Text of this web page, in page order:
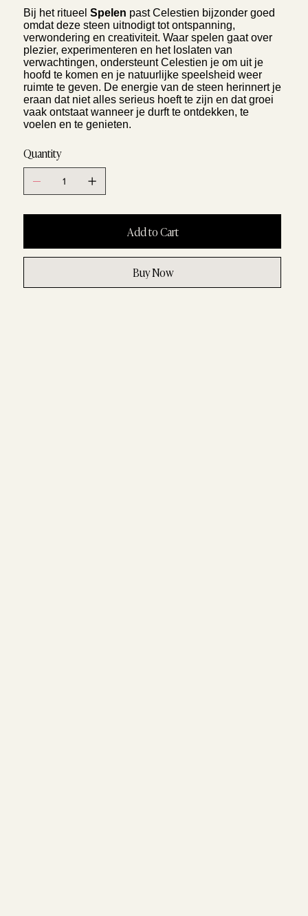
Bij het ritueel Spelen past Celestien bijzonder goed
omdat deze steen uitnodigt tot ontspanning,
verwondering en creativiteit. Waar spelen gaat over
plezier, experimenteren en het loslaten van
verwachtingen, ondersteunt Celestien je om uit je
hoofd te komen en je natuurlijke speelsheid weer
ruimte te geven. De energie van de steen herinnert je
eraan dat niet alles serieus hoeft te zijn en dat groei
vaak ontstaat wanneer je durft te ontdekken, te
voelen en te genieten.
Quantity
Add to Cart
Buy Now